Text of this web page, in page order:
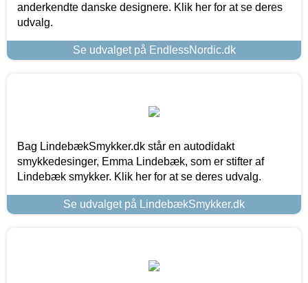
anderkendte danske designere. Klik her for at se deres
udvalg.
Se udvalget på EndlessNordic.dk
Bag LindebækSmykker.dk står en autodidakt
smykkedesinger, Emma Lindebæk, som er stifter af
Lindebæk smykker. Klik her for at se deres udvalg.
Se udvalget på LindebækSmykker.dk